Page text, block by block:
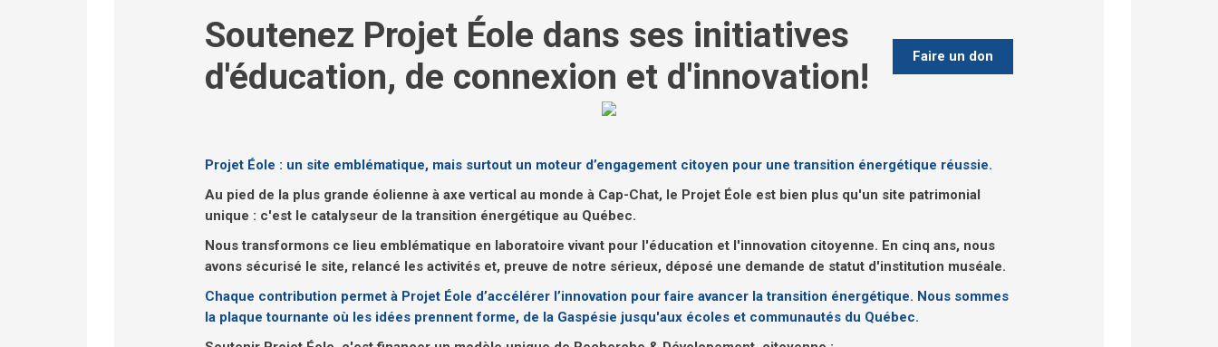
Soutenez Projet Éole dans ses initiatives
d'éducation, de connexion et d'innovation!
Faire un don
Projet Éole : un site emblématique, mais surtout un moteur d’engagement citoyen pour une transition énergétique réussie.
Au pied de la plus grande éolienne à axe vertical au monde à Cap-Chat, le Projet Éole est bien plus qu'un site patrimonial
unique : c'est le catalyseur de la transition énergétique au Québec.
Nous transformons ce lieu emblématique en laboratoire vivant pour l'éducation et l'innovation citoyenne. En cinq ans, nous
avons sécurisé le site, relancé les activités et, preuve de notre sérieux, déposé une demande de statut d'institution muséale.
Chaque contribution permet à Projet Éole d’accélérer l’innovation pour faire avancer la transition énergétique. Nous sommes
la plaque tournante où les idées prennent forme, de la Gaspésie jusqu'aux écoles et communautés du Québec.